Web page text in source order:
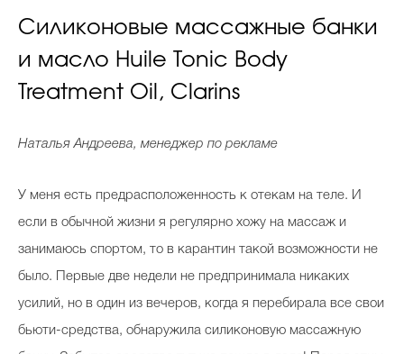
Силиконовые массажные банки
и масло Huile Tonic Body
Treatment Oil, Clarins
Наталья Андреева, менеджер по рекламе
У меня есть предрасположенность к отекам на теле. И
если в обычной жизни я регулярно хожу на массаж и
занимаюсь спортом, то в карантин такой возможности не
было. Первые две недели не предпринимала никаких
усилий, но в один из вечеров, когда я перебирала все свои
бьюти-средства, обнаружила силиконовую массажную